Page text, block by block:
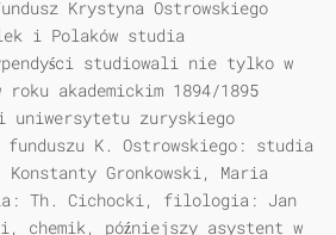
Krystyna Ostrowskiego
i Polaków studia
studiowali nie tylko w
akademickim 1894/1895
uniwersytetu zuryskiego
funduszu K. Ostrowskiego: studia
Gronkowski, Maria
Th. Cichocki, filologia: Jan
chemik, późniejszy asystent w